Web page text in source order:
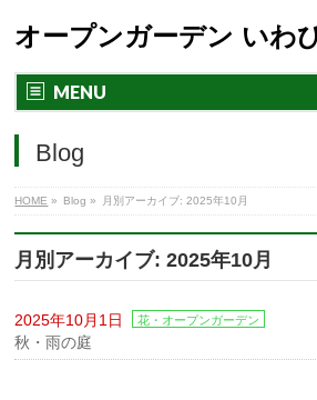
オープンガーデン いわ
MENU
Blog
HOME » Blog » 月別アーカイブ: 2025年10月
月別アーカイブ: 2025年10月
2025年10月1日 花・オープンガーデン
秋・雨の庭